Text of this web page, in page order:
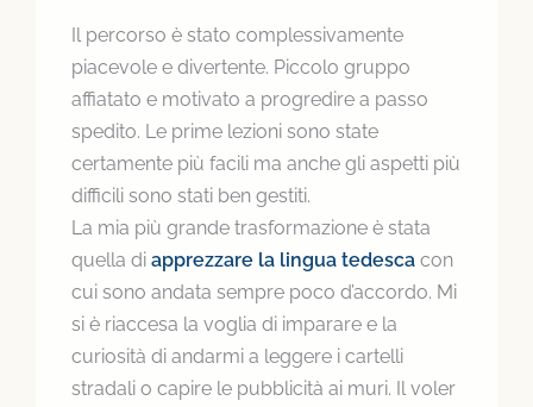
Il percorso è stato complessivamente
piacevole e divertente. Piccolo gruppo
affiatato e motivato a progredire a passo
spedito. Le prime lezioni sono state
certamente più facili ma anche gli aspetti più
difficili sono stati ben gestiti.
La mia più grande trasformazione è stata
quella di apprezzare la lingua tedesca con
cui sono andata sempre poco d’accordo. Mi
si è riaccesa la voglia di imparare e la
curiosità di andarmi a leggere i cartelli
stradali o capire le pubblicità ai muri. Il voler